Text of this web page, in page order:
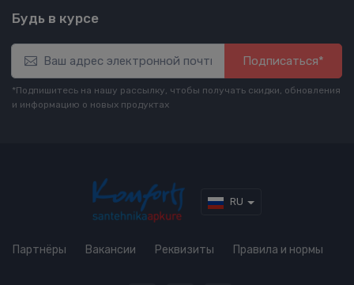
Будь в курсе
Подписаться*
*Подпишитесь на нашу рассылку, чтобы получать скидки, обновления
и информацию о новых продуктах
RU
Партнёры Вакансии Реквизиты Правила и нормы